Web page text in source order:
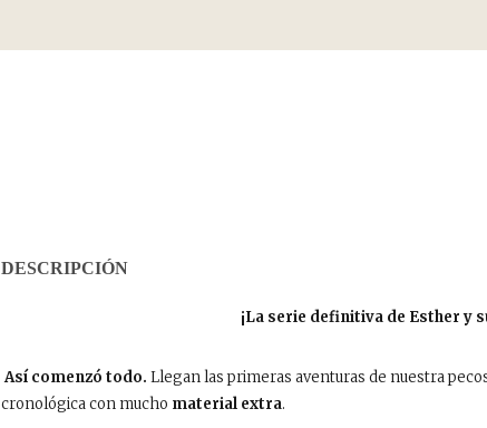
DESCRIPCIÓN
¡La serie definitiva de Esther y
Así comenzó todo. Llegan las primeras aventuras de nuestra
cronológica con mucho material extra.